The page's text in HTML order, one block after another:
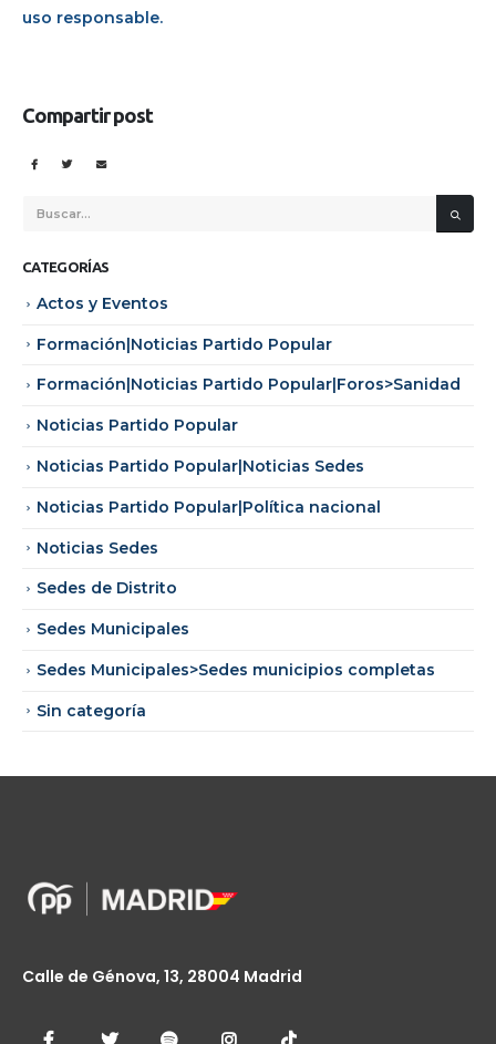
uso responsable.
Compartir post
CATEGORÍAS
Actos y Eventos
Formación|Noticias Partido Popular
Formación|Noticias Partido Popular|Foros>Sanidad
Noticias Partido Popular
Noticias Partido Popular|Noticias Sedes
Noticias Partido Popular|Política nacional
Noticias Sedes
Sedes de Distrito
Sedes Municipales
Sedes Municipales>Sedes municipios completas
Sin categoría
Calle de Génova, 13, 28004 Madrid